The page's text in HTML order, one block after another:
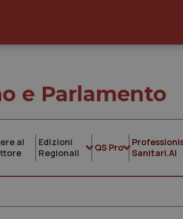
e Parlamento
al
Edizioni
Regionali
QS Pro
Sanitari.AI